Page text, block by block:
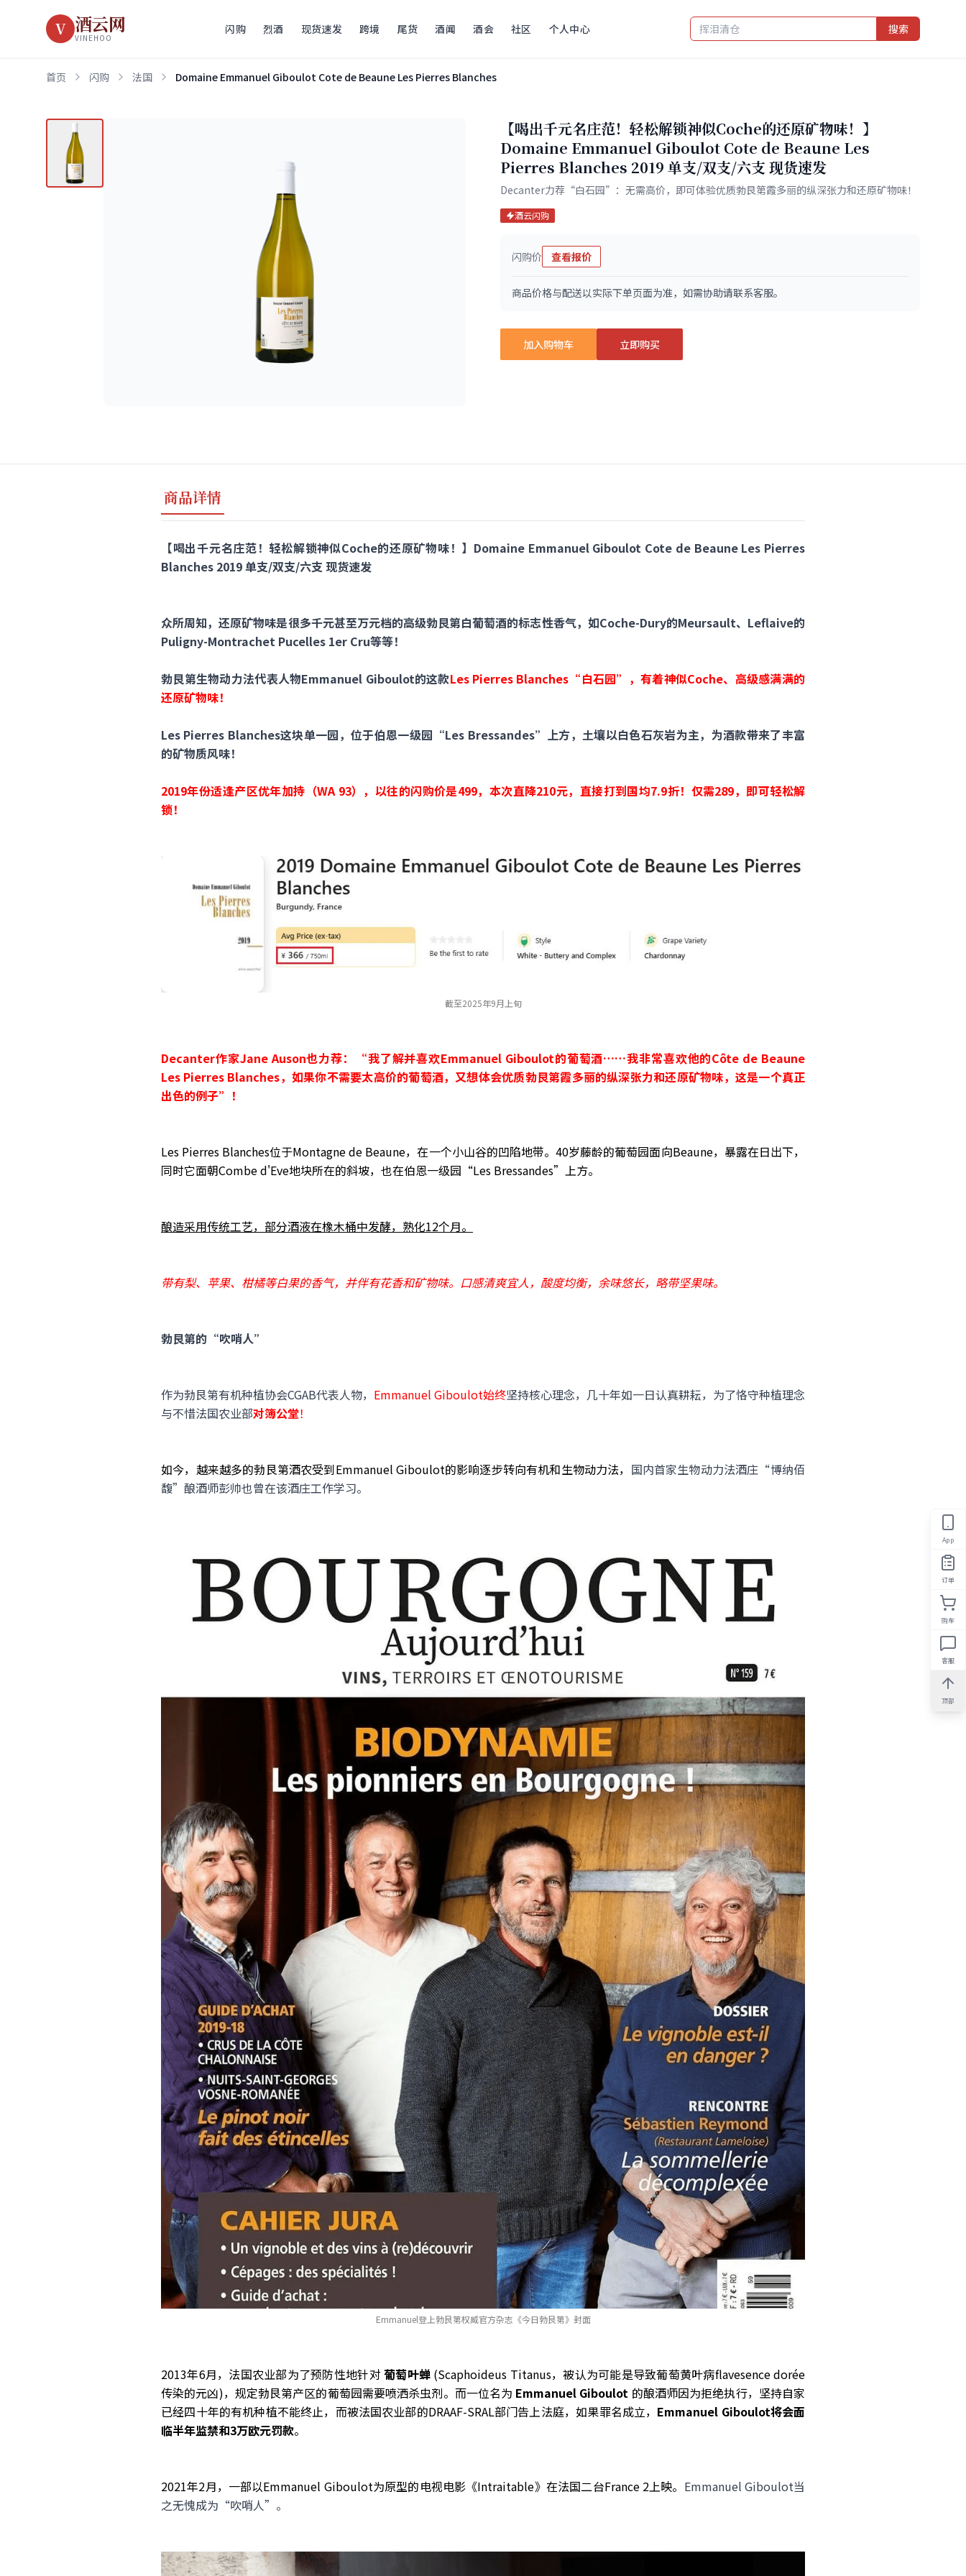
V 酒云网
VINEHOO
闪购 烈酒 现货速发 跨境 尾货 酒闻 酒会 社区 个人中心 搜索
首页 闪购 法国 Domaine Emmanuel Giboulot Cote de Beaune Les Pierres Blanches
【喝出千元名庄范！轻松解锁神似Coche的还原矿物味！】
Domaine Emmanuel Giboulot Cote de Beaune Les
Pierres Blanches 2019 单支/双支/六支 现货速发
Decanter力荐“白石园”：无需高价，即可体验优质勃艮第霞多丽的纵深张力和还原矿物味！
酒云闪购
闪购价 查看报价
商品价格与配送以实际下单页面为准，如需协助请联系客服。
加入购物车 立即购买
商品详情
【喝出千元名庄范！轻松解锁神似Coche的还原矿物味！】Domaine Emmanuel Giboulot Cote de Beaune Les Pierres
Blanches 2019 单支/双支/六支 现货速发
众所周知，还原矿物味是很多千元甚至万元档的高级勃艮第白葡萄酒的标志性香气，如Coche-Dury的Meursault、Leflaive的
Puligny-Montrachet Pucelles 1er Cru等等！
勃艮第生物动力法代表人物Emmanuel Giboulot的这款Les Pierres Blanches“白石园”，有着神似Coche、高级感满满的
还原矿物味！
Les Pierres Blanches这块单一园，位于伯恩一级园“Les Bressandes”上方，土壤以白色石灰岩为主，为酒款带来了丰富
的矿物质风味！
2019年份适逢产区优年加持（WA 93），以往的闪购价是499，本次直降210元，直接打到国均7.9折！仅需289，即可轻松解
锁！
截至2025年9月上旬
Decanter作家Jane Auson也力荐：“我了解并喜欢Emmanuel Giboulot的葡萄酒……我非常喜欢他的Côte de Beaune
Les Pierres Blanches，如果你不需要太高价的葡萄酒，又想体会优质勃艮第霞多丽的纵深张力和还原矿物味，这是一个真正
出色的例子”！
Les Pierres Blanches位于Montagne de Beaune，在一个小山谷的凹陷地带。40岁藤龄的葡萄园面向Beaune，暴露在日出下，
同时它面朝Combe d'Eve地块所在的斜坡，也在伯恩一级园“Les Bressandes”上方。
酿造采用传统工艺，部分酒液在橡木桶中发酵，熟化12个月。
带有梨、苹果、柑橘等白果的香气，并伴有花香和矿物味。口感清爽宜人，酸度均衡，余味悠长，略带坚果味。
勃艮第的“吹哨人”
作为勃艮第有机种植协会CGAB代表人物， Emmanuel Giboulot始终坚持核心理念，几十年如一日认真耕耘，为了恪守种植理念
与不惜法国农业部对簿公堂！
如今，越来越多的勃艮第酒农受到Emmanuel Giboulot的影响逐步转向有机和生物动力法， 国内首家生物动力法酒庄“博纳佰
馥”酿酒师彭帅也曾在该酒庄工作学习。
Emmanuel登上勃艮第权威官方杂志《今日勃艮第》封面
2013年6月，法国农业部为了预防性地针对葡萄叶蝉 (Scaphoideus Titanus，被认为可能是导致葡萄黄叶病flavesence dorée
传染的元凶)，规定勃艮第产区的葡萄园需要喷洒杀虫剂。而一位名为 Emmanuel Giboulot 的酿酒师因为拒绝执行，坚持自家
已经四十年的有机种植不能终止，而被法国农业部的DRAAF-SRAL部门告上法庭，如果罪名成立， Emmanuel Giboulot将会面
临半年监禁和3万欧元罚款。
2021年2月，一部以Emmanuel Giboulot为原型的电视电影《Intraitable》在法国二台France 2上映。 Emmanuel Giboulot当
之无愧成为“吹哨人”。
App
订单
购车
客服
顶部